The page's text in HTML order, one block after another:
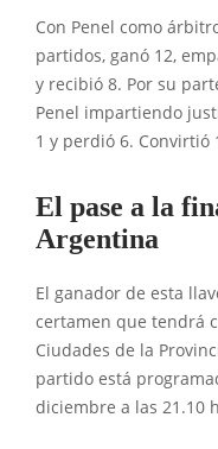
Con Penel como
partidos, ganó 12,
y recibió 8. Por su
Penel impartiendo
1 y perdió 6. Convirtió
El pase a la
Argentina
El ganador de esta
certamen que tendrá
Ciudades de la
partido está
diciembre a las 21.10